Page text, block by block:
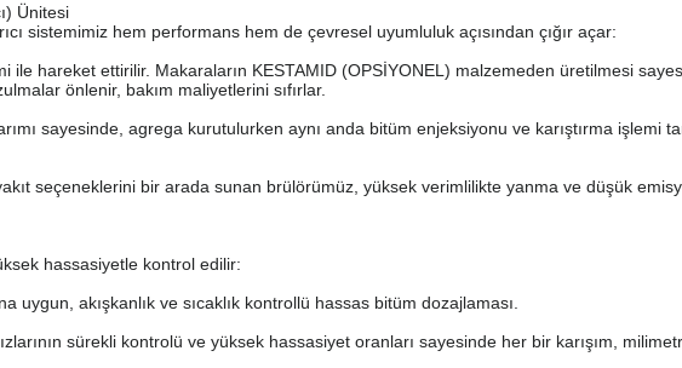
Ünitesi
sistemimiz hem performans hem de çevresel uyumluluk açısından çığır açar:
ile hareket ettirilir. Makaraların KESTAMID (OPSİYONEL) malzemeden üretilmesi
önlenir, bakım maliyetlerini sıfırlar.
sayesinde, agrega kurutulurken aynı anda bitüm enjeksiyonu ve karıştırma işlemi
seçeneklerini bir arada sunan brülörümüz, yüksek verimlilikte yanma ve düşük
hassasiyetle kontrol edilir:
uygun, akışkanlık ve sıcaklık kontrollü hassas bitüm dozajlaması.
sürekli kontrolü ve yüksek hassasiyet oranları sayesinde her bir karışım,